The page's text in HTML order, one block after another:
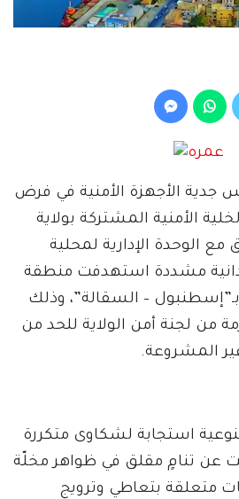
الأجهزة الأمنية في فرض
الأمنية المشتركة بولاية
مع الوحدة الإدارية لمحلية
مشددة استهدفت منطقة
– السقالة”، وذلك
من لجنة أمن الولاية للحد من
المشروعة.
استجابة لشكاوى متكررة
عن تنامٍ مقلق في ظواهر مخلّة
متعلقة بتعاطي وترويج